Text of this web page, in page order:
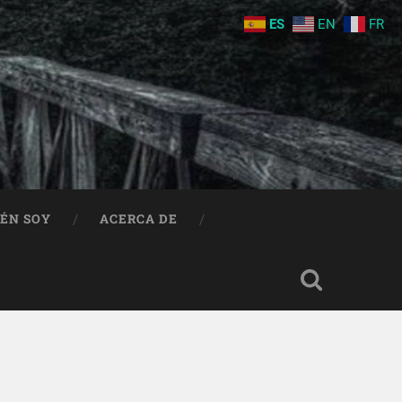
SOY ACERCA DE
ES EN FR